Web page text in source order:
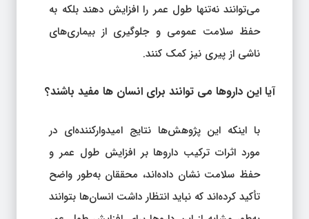
می‌توانند نه‌تنها طول عمر را افزایش دهند بلکه به
حفظ سلامت عمومی و جلوگیری از بیماری‌های
ناشی از پیری نیز کمک کنند.
آیا این داروها می‌ توانند برای انسان‌ ها مفید باشند؟
با اینکه این پژوهش‌ها نتایج امیدوارکننده‌ای در
مورد اثرات ترکیب داروها بر افزایش طول عمر و
حفظ سلامت نشان داده‌اند، محققان به‌طور واضح
تأکید کرده‌اند که نباید انتظار داشت انسان‌ها بتوانند